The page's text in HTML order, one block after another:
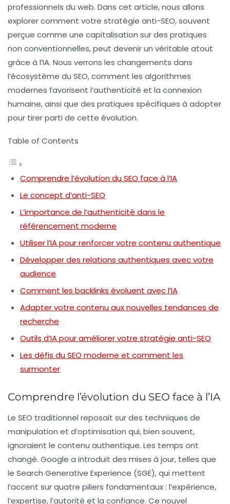
professionnels du web. Dans cet article, nous allons
explorer comment votre stratégie anti-SEO, souvent
perçue comme une capitalisation sur des pratiques
non conventionnelles, peut devenir un véritable atout
grâce à l’IA. Nous verrons les changements dans
l’écosystème du SEO, comment les algorithmes
modernes favorisent l’authenticité et la connexion
humaine, ainsi que des pratiques spécifiques à adopter
pour tirer parti de cette évolution.
Table of Contents
Comprendre l’évolution du SEO face à l’IA
Le concept d’anti-SEO
L’importance de l’authenticité dans le
référencement moderne
Utiliser l’IA pour renforcer votre contenu authentique
Développer des relations authentiques avec votre
audience
Comment les backlinks évoluent avec l’IA
Adapter votre contenu aux nouvelles tendances de
recherche
Outils d’IA pour améliorer votre stratégie anti-SEO
Les défis du SEO moderne et comment les
surmonter
Comprendre l’évolution du SEO face à l’IA
Le SEO traditionnel reposait sur des techniques de
manipulation et d’optimisation qui, bien souvent,
ignoraient le contenu authentique. Les temps ont
changé. Google a introduit des mises à jour, telles que
le Search Generative Experience (SGE), qui mettent
l’accent sur quatre piliers fondamentaux : l’expérience,
l’expertise,l’autorité et la confiance. Ce nouvel